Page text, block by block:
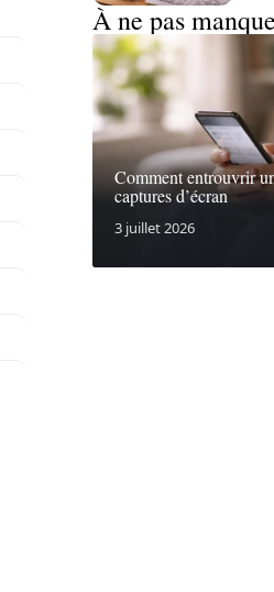
À ne pas
Comment entrouvrir
captures d’écran
3 juillet 2026